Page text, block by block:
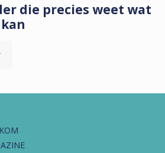
die precies weet wat